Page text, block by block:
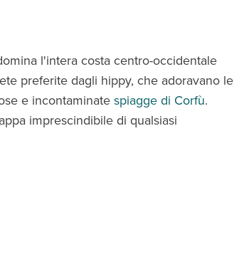
l'intera costa centro-occidentale
preferite dagli hippy, che adoravano le
e incontaminatespiagge di Corfù.
imprescindibile di qualsiasi